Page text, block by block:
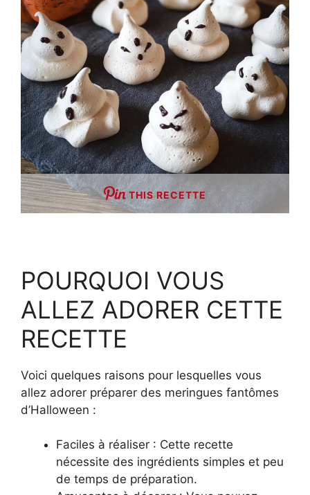
THIS RECETTE
POURQUOI VOUS
ALLEZ ADORER CETTE
RECETTE
Voici quelques raisons pour lesquelles vous
allez adorer préparer des meringues fantômes
d’Halloween :
Faciles à réaliser : Cette recette
nécessite des ingrédients simples et peu
de temps de préparation.